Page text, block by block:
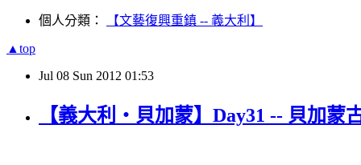
個人分類： 【文藝復興重鎮 -- 義大利】
▲top
Jul 08 Sun 2012 01:53
【義大利‧貝加蒙】Day31 -- 貝加蒙